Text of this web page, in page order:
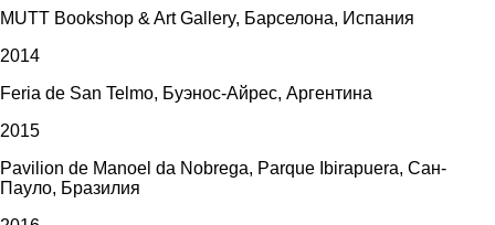
MUTT Bookshop & Art Gallery, Барселона, Испания
2014
Feria de San Telmo, Буэнос-Айрес, Аргентина
2015
Pavilion de Manoel da Nobrega, Parque Ibirapuera, Сан-
Пауло, Бразилия